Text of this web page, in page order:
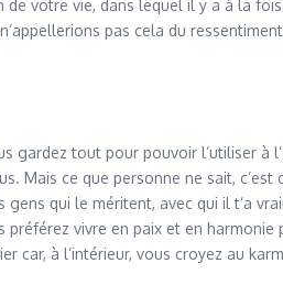
de votre vie, dans lequel il y a à la
pas cela du
tout pour pouvoir l’utiliser à
ce que personne ne sait, c’est
qui le méritent, avec qui il t’a
vivre en paix et en
car, à l’intérieur, vous croyez au